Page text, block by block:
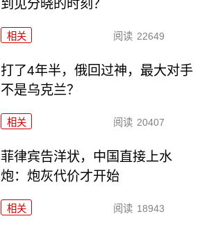
到见分晓的时刻？
相关 阅读 22649
打了4年半，俄回过神，最大对手
不是乌克兰？
相关 阅读 20407
菲律宾告洋状，中国直接上水
炮：炮灰代价才开始
相关 阅读 18943